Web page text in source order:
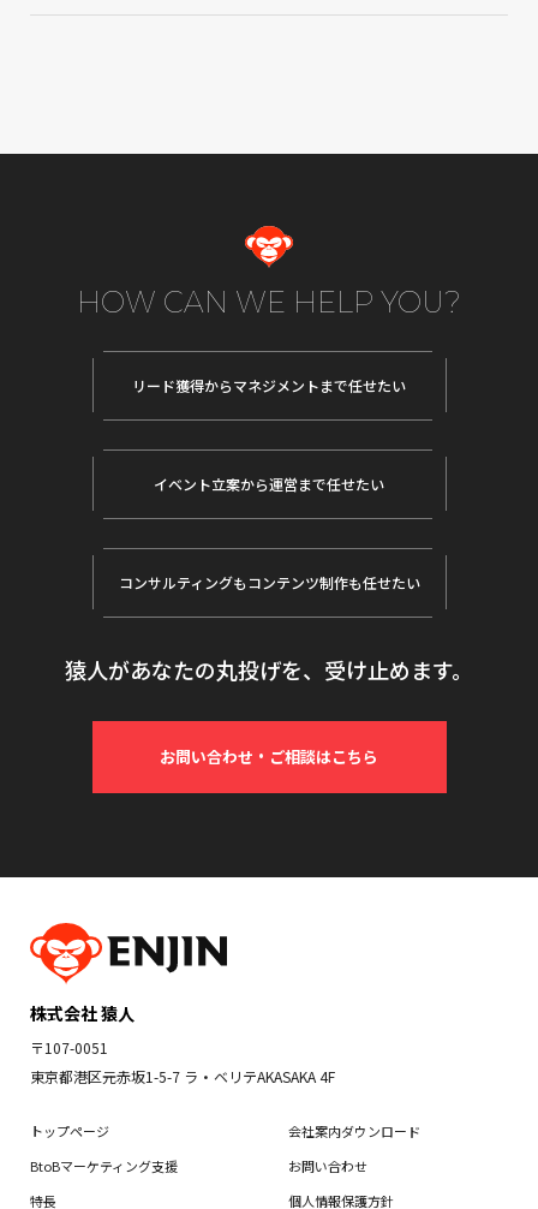
HOW CAN WE HELP YOU?
リード獲得からマネジメントまで任せたい
イベント立案から運営まで任せたい
コンサルティングもコンテンツ制作も任せたい
猿人があなたの丸投げを、受け止めます。
お問い合わせ・ご相談はこちら
株式会社 猿人
〒107-0051
東京都港区元赤坂1-5-7 ラ・ベリテAKASAKA 4F
トップページ
BtoBマーケティング支援
特長
会社案内ダウンロード
お問い合わせ
個人情報保護方針